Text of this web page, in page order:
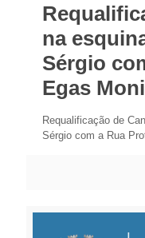
na
Sérgio
Egas
Requalificação de
Sérgio com a Rua